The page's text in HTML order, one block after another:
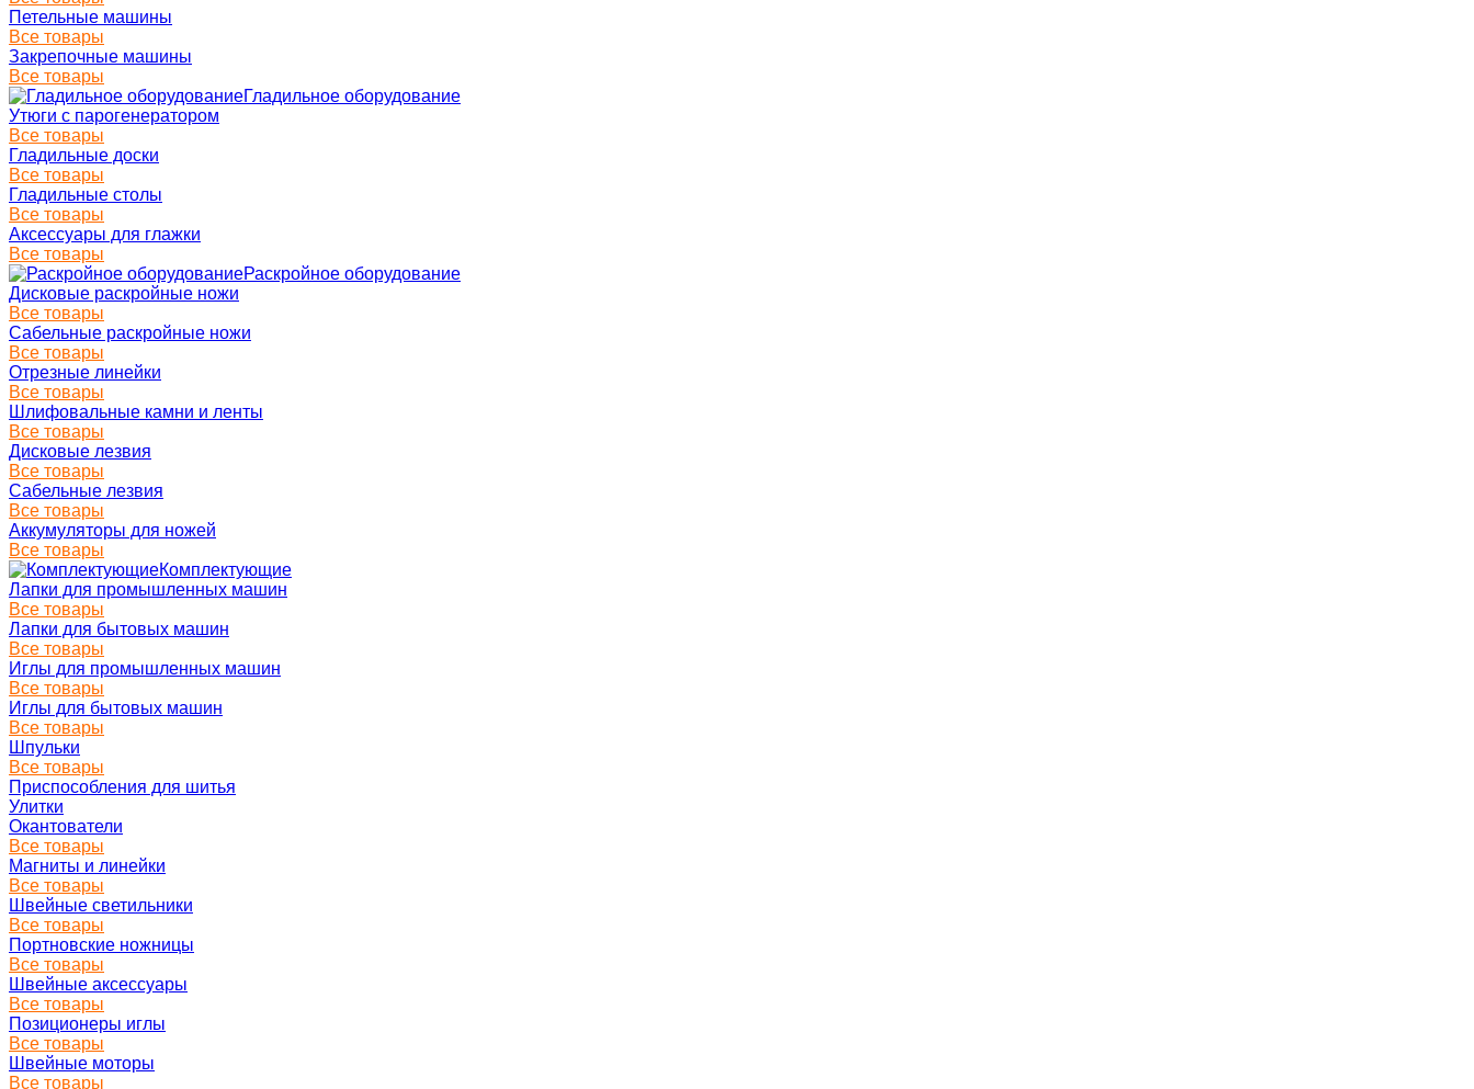
Петельные машины
Все товары
Закрепочные машины
Все товары
Гладильное оборудование
Утюги с парогенератором
Все товары
Гладильные доски
Все товары
Гладильные столы
Все товары
Аксессуары для глажки
Все товары
Раскройное оборудование
Дисковые раскройные ножи
Все товары
Сабельные раскройные ножи
Все товары
Отрезные линейки
Все товары
Шлифовальные камни и ленты
Все товары
Дисковые лезвия
Все товары
Сабельные лезвия
Все товары
Аккумуляторы для ножей
Все товары
Комплектующие
Лапки для промышленных машин
Все товары
Лапки для бытовых машин
Все товары
Иглы для промышленных машин
Все товары
Иглы для бытовых машин
Все товары
Шпульки
Все товары
Приспособления для шитья
Улитки
Окантователи
Все товары
Магниты и линейки
Все товары
Швейные светильники
Все товары
Портновские ножницы
Все товары
Швейные аксессуары
Все товары
Позиционеры иглы
Все товары
Швейные моторы
Все товары